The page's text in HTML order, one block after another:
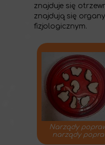
Narządy
narządy
znajduje się
znajdują się
fizjologicznym.